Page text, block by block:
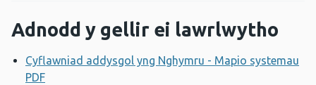
Adnodd y gellir ei lawrlwytho
Cyflawniad addysgol yng Nghymru - Mapio systemau
PDF